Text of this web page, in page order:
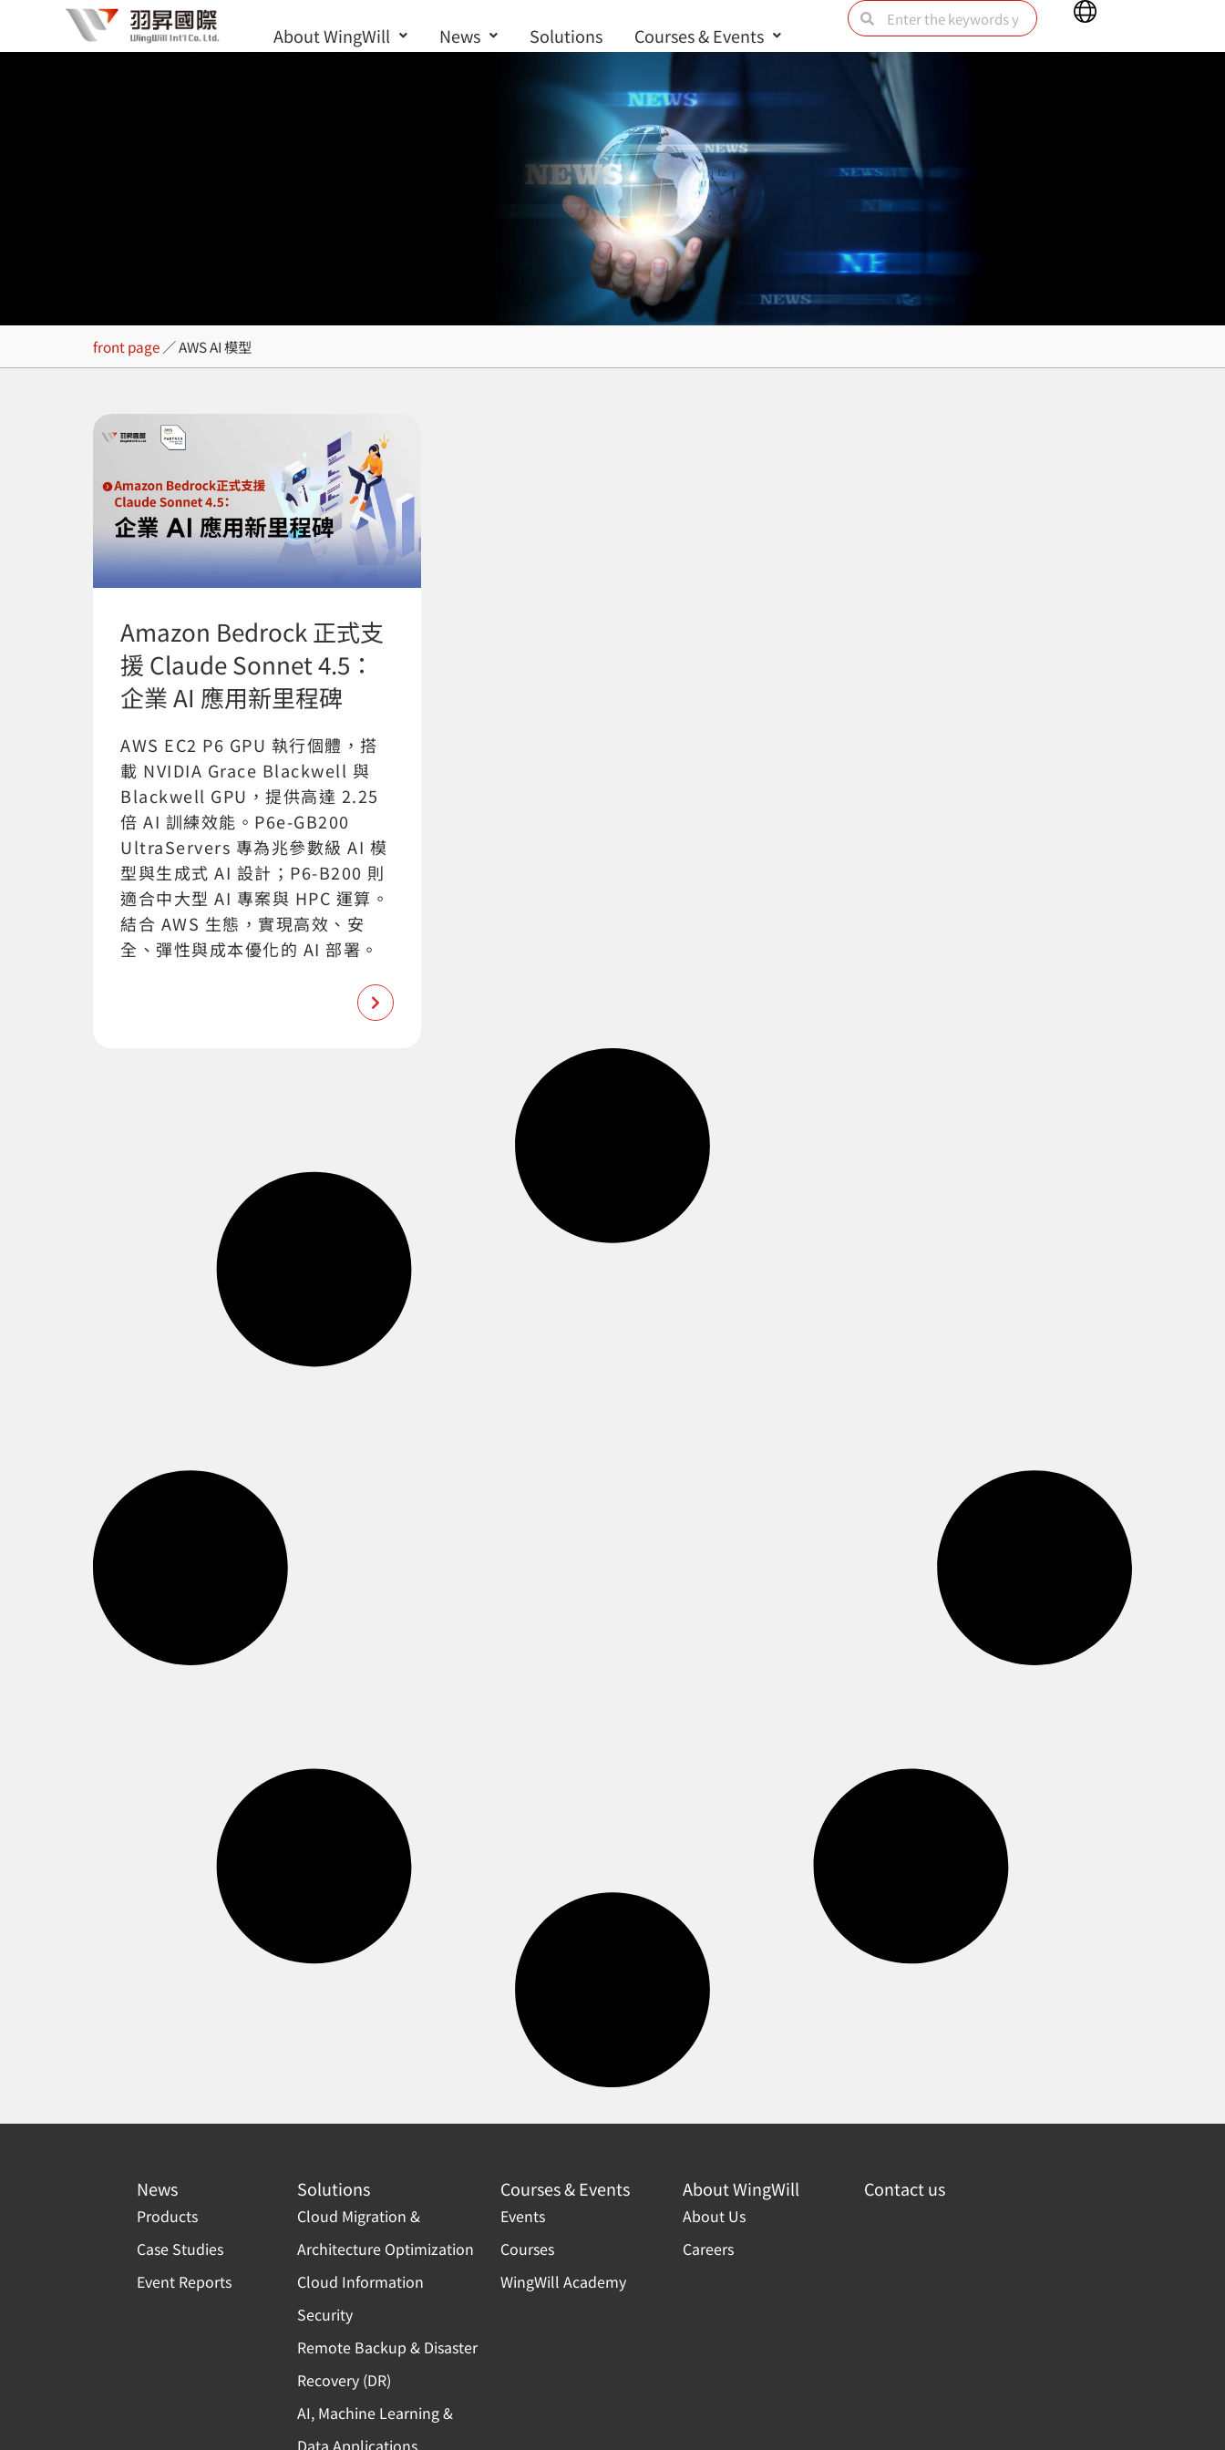
to
About WingWill News Solutions Courses & Events
SearchSearch
Main
Menu
AWS AI 模型
front page ／AWS AI 模型
Amazon Bedrock 正式支
援 Claude Sonnet 4.5：
企業 AI 應用新里程碑
AWS EC2 P6 GPU 執行個體，搭
載 NVIDIA Grace Blackwell 與
Blackwell GPU，提供高達 2.25
倍 AI 訓練效能。P6e-GB200
UltraServers 專為兆參數級 AI 模
型與生成式 AI 設計；P6-B200 則
適合中大型 AI 專案與 HPC 運算。
結合 AWS 生態，實現高效、安
全、彈性與成本優化的 AI 部署。
News
Products
Case Studies
Event Reports
Solutions
Cloud Migration &
Architecture Optimization
Cloud Information
Security
Remote Backup & Disaster
Recovery (DR)
AI, Machine Learning &
Data Applications
Courses & Events
Events
Courses
WingWill Academy
About WingWill
About Us
Careers
Contact us